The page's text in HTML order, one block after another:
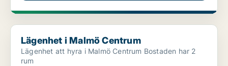
Lägenhet i Malmö Centrum
Lägenhet i Malmö Centrum
Lägenhet att hyra i Malmö Centrum Bostaden har 2
rum